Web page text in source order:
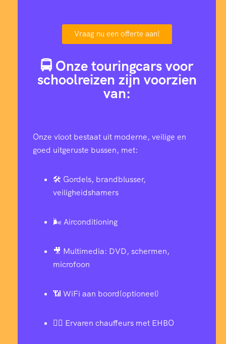
Vraag nu een offerte aan!
🚍 Onze touringcars voor
schoolreizen zijn voorzien
van:
Onze vloot bestaat uit moderne, veilige en
goed uitgeruste bussen, met:
🛠️ Gordels, brandblusser,
veiligheidshamers
🌬️ Airconditioning
🎥 Multimedia: DVD, schermen,
microfoon
📶 WiFi aan boord(optioneel)
👨‍✈️ Ervaren chauffeurs met EHBO